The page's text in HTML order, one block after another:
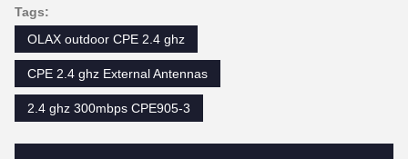
Tags:
OLAX outdoor CPE 2.4 ghz
CPE 2.4 ghz External Antennas
2.4 ghz 300mbps CPE905-3